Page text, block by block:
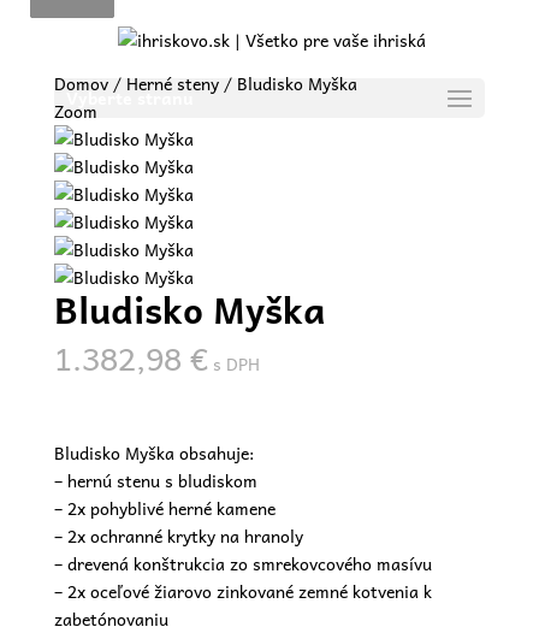
Vyberte stranu
Domov/ Herné steny/ Bludisko Myška
Zoom
Bludisko Myška
1.382,98€ s DPH
Bludisko Myška obsahuje:
– hernú stenu s bludiskom
– 2x pohyblivé herné kamene
– 2x ochranné krytky na hranoly
– drevená konštrukcia zo smrekovcového masívu
– 2x oceľové žiarovo zinkované zemné kotvenia k
zabetónovaniu